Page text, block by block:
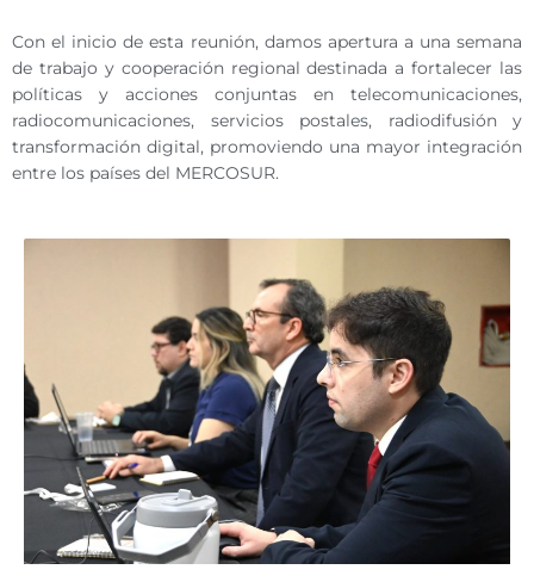
Con el inicio de esta reunión, damos apertura a una semana
de trabajo y cooperación regional destinada a fortalecer las
políticas y acciones conjuntas en telecomunicaciones,
radiocomunicaciones, servicios postales, radiodifusión y
transformación digital, promoviendo una mayor integración
entre los países del MERCOSUR.